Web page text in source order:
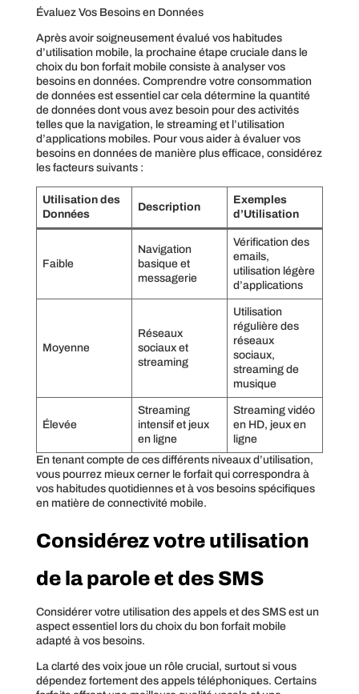
Évaluez Vos Besoins en Données
Après avoir soigneusement évalué vos habitudes
d’utilisation mobile, la prochaine étape cruciale dans le
choix du bon forfait mobile consiste à analyser vos
besoins en données. Comprendre votre consommation
de données est essentiel car cela détermine la quantité
de données dont vous avez besoin pour des activités
telles que la navigation, le streaming et l’utilisation
d’applications mobiles. Pour vous aider à évaluer vos
besoins en données de manière plus efficace, considérez
les facteurs suivants :
Utilisation des
Données
Description
Exemples
d’Utilisation
Faible
Navigation
basique et
messagerie
Vérification des
emails,
utilisation légère
d’applications
Moyenne
Réseaux
sociaux et
streaming
Utilisation
régulière des
réseaux
sociaux,
streaming de
musique
Élevée
Streaming
intensif et jeux
en ligne
Streaming vidéo
en HD, jeux en
ligne
En tenant compte de ces différents niveaux d’utilisation,
vous pourrez mieux cerner le forfait qui correspondra à
vos habitudes quotidiennes et à vos besoins spécifiques
en matière de connectivité mobile.
Considérez votre utilisation
de la parole et des SMS
Considérer votre utilisation des appels et des SMS est un
aspect essentiel lors du choix du bon forfait mobile
adapté à vos besoins.
La clarté des voix joue un rôle crucial, surtout si vous
dépendez fortement des appels téléphoniques. Certains